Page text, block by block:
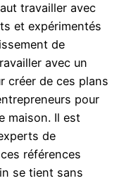
travailler avec
et expérimentés
de
avec un
créer de ces plans
pour
maison. Il est
de
références
se tient sans